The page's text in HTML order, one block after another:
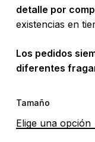
detalle por
existencias en
Los pedidos
diferentes
Tamaño
Elige una opción